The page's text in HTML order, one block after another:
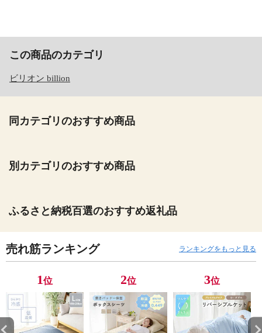
この商品のカテゴリ
ビリオン billion
同カテゴリのおすすめ商品
別カテゴリのおすすめ商品
ふるさと納税百選のおすすめ返礼品
売れ筋ランキング ランキングをもっと見る
1位 2位 3位